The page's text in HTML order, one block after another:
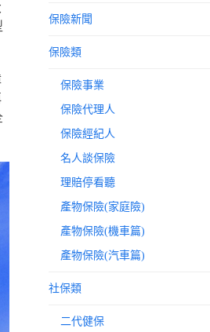
保險新聞
保險類
保險事業
保險代理人
保險經紀人
名人談保險
理賠停看聽
產物保險(家庭險)
產物保險(機車篇)
產物保險(汽車篇)
社保類
二代健保